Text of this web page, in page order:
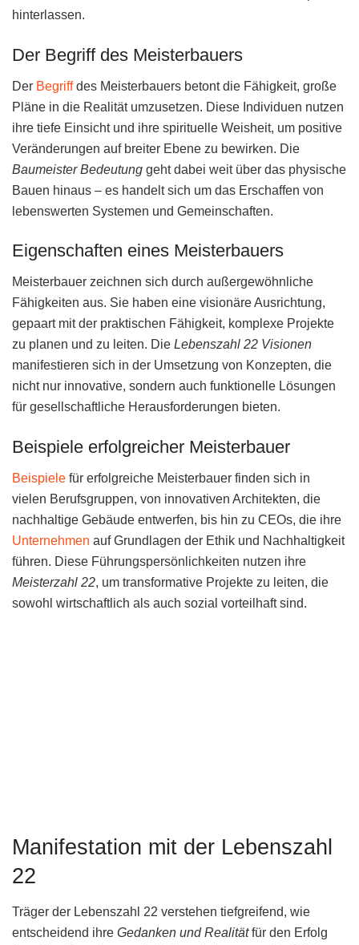
hinterlassen.
Der Begriff des Meisterbauers
Der Begriffdes Meisterbauers betont die Fähigkeit, große
Pläne in die Realität umzusetzen. Diese Individuen nutzen
ihre tiefe Einsicht und ihre spirituelle Weisheit, um positive
Veränderungen auf breiter Ebene zu bewirken. Die
Baumeister Bedeutung geht dabei weit über das physische
Bauen hinaus – es handelt sich um das Erschaffen von
lebenswerten Systemen und Gemeinschaften.
Eigenschaften eines Meisterbauers
Meisterbauer zeichnen sich durch außergewöhnliche
Fähigkeiten aus. Sie haben eine visionäre Ausrichtung,
gepaart mit der praktischen Fähigkeit, komplexe Projekte
zu planen und zu leiten. Die Lebenszahl 22 Visionen
manifestieren sich in der Umsetzung von Konzepten, die
nicht nur innovative, sondern auch funktionelle Lösungen
für gesellschaftliche Herausforderungen bieten.
Beispiele erfolgreicher Meisterbauer
Beispiele für erfolgreiche Meisterbauer finden sich in
vielen Berufsgruppen, von innovativen Architekten, die
nachhaltige Gebäude entwerfen, bis hin zu CEOs, die ihre
Unternehmen auf Grundlagen der Ethik und Nachhaltigkeit
führen. Diese Führungspersönlichkeiten nutzen ihre
Meisterzahl 22, um transformative Projekte zu leiten, die
sowohl wirtschaftlich als auch sozial vorteilhaft sind.
Manifestation mit der Lebenszahl
22
Träger der Lebenszahl 22 verstehen tiefgreifend, wie
entscheidend ihre Gedanken und Realitätfür den Erfolg